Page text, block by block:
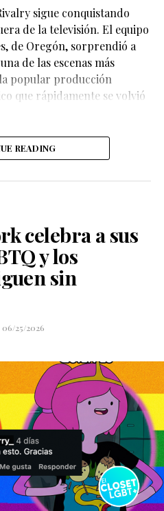
sigue conquistando
de la televisión. El equipo
de Oregón, sorprendió a
de las escenas más
popular producción
que rápidamente se volvió
READING
celebra a sus
y los
sin
06/25/2026